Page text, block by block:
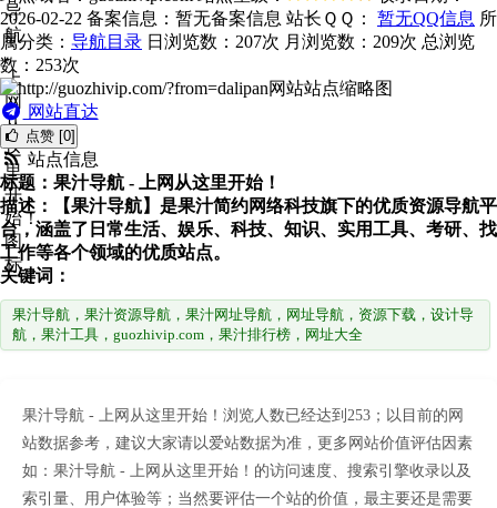
2026-02-22 备案信息： 暂无备案信息 站长ＱＱ： 暂无QQ信息 所
属分类： 导航目录 日浏览数：207次 月浏览数：209次 总浏览
数：253次
网站直达
点赞 [0]
站点信息
标题：果汁导航 - 上网从这里开始！
描述：【果汁导航】是果汁简约网络科技旗下的优质资源导航平
台，涵盖了日常生活、娱乐、科技、知识、实用工具、考研、找
工作等各个领域的优质站点。
关键词：
果汁导航，果汁资源导航，果汁网址导航，网址导航，资源下载，设计导
航，果汁工具，guozhivip.com，果汁排行榜，网址大全
果汁导航 - 上网从这里开始！浏览人数已经达到253；以目前的网
站数据参考，建议大家请以爱站数据为准，更多网站价值评估因素
如：果汁导航 - 上网从这里开始！的访问速度、搜索引擎收录以及
索引量、用户体验等；当然要评估一个站的价值，最主要还是需要